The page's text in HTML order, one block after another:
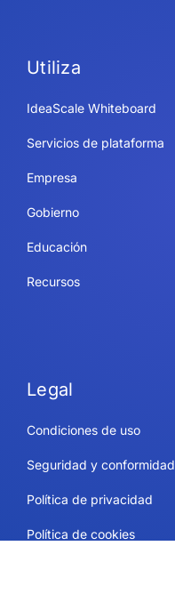
Utiliza
IdeaScale Whiteboard
Servicios de plataforma
Empresa
Gobierno
Educación
Recursos
Legal
Condiciones de uso
Seguridad y conformidad
Política de privacidad
Política de cookies